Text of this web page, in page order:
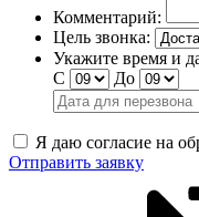
Комментарий:
Цель звонка:
Укажите время и
С
До
Я даю согласие на
Отправить заявку